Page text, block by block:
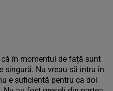
că în momentul de față sunt
singură. Nu vreau să intru în
e suficientă pentru ca doi